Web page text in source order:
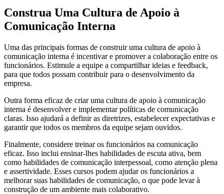
Construa Uma Cultura de Apoio à
Comunicação Interna
Uma das principais formas de construir uma cultura de apoio à
comunicação interna é incentivar e promover a colaboração entre os
funcionários. Estimule a equipe a compartilhar ideias e feedback,
para que todos possam contribuir para o desenvolvimento da
empresa.
Outra forma eficaz de criar uma cultura de apoio à comunicação
interna é desenvolver e implementar políticas de comunicação
claras. Isso ajudará a definir as diretrizes, estabelecer expectativas e
garantir que todos os membros da equipe sejam ouvidos.
Finalmente, considere treinar os funcionários na comunicação
eficaz. Isso inclui ensinar-lhes habilidades de escuta ativa, bem
como habilidades de comunicação interpessoal, como atenção plena
e assertividade. Esses cursos podem ajudar os funcionários a
melhorar suas habilidades de comunicação, o que pode levar à
construção de um ambiente mais colaborativo.